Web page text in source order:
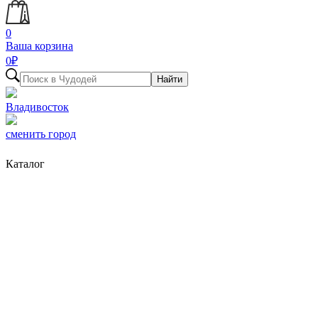
0
Ваша корзина
0₽
Найти
Владивосток
сменить город
Каталог